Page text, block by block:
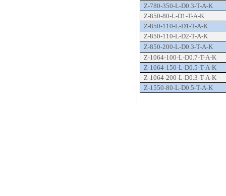
Z-780-350-L-D0.3-T-A-K
Z-850-80-L-D1-T-A-K
Z-850-110-L-D1-T-A-K
Z-850-110-L-D2-T-A-K
Z-850-200-L-D0.3-T-A-K
Z-1064-100-L-D0.7-T-A-K
Z-1064-150-L-D0.5-T-A-K
Z-1064-200-L-D0.3-T-A-K
Z-1550-80-L-D0.5-T-A-K
光子定量qCMOS相机ORCA-Quest